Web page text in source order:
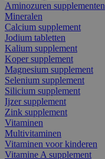
Aminozuren supplementen
Mineralen
Calcium supplement
Jodium tabletten
Kalium supplement
Koper supplement
Magnesium supplement
Selenium supplement
Silicium supplement
Ijzer supplement
Zink supplement
Vitaminen
Multivitaminen
Vitaminen voor kinderen
Vitamine A supplement